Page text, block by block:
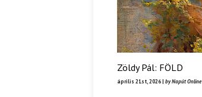
Zöldy Pál: FÖLD
április 21st, 2026 | by Napút Online